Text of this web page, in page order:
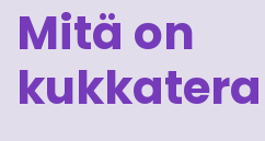
Mitä on